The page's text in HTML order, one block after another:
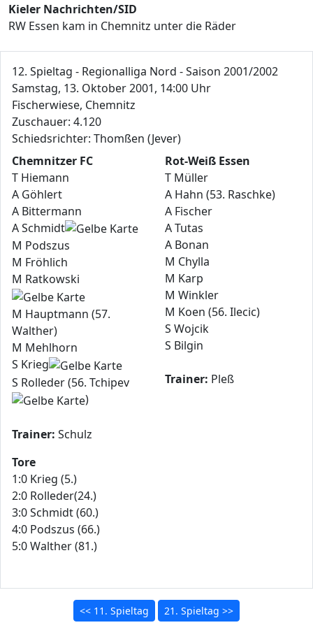
Kieler Nachrichten/SID
RW Essen kam in Chemnitz unter die Räder
12. Spieltag - Regionalliga Nord - Saison 2001/2002
Samstag, 13. Oktober 2001, 14:00 Uhr
Fischerwiese, Chemnitz
Zuschauer: 4.120
Schiedsrichter: Thomßen (Jever)
Chemnitzer FC
T Hiemann
A Göhlert
A Bittermann
A Schmidt
M Podszus
M Fröhlich
M Ratkowski
M Hauptmann (57.
Walther)
M Mehlhorn
S Krieg
S Rolleder (56. Tchipev
)
Trainer: Schulz
Rot-Weiß Essen
T Müller
A Hahn (53. Raschke)
A Fischer
A Tutas
A Bonan
M Chylla
M Karp
M Winkler
M Koen (56. Ilecic)
S Wojcik
S Bilgin
Trainer: Pleß
Tore
1:0 Krieg (5.)
2:0 Rolleder(24.)
3:0 Schmidt (60.)
4:0 Podszus (66.)
5:0 Walther (81.)
<< 11. Spieltag 21. Spieltag >>